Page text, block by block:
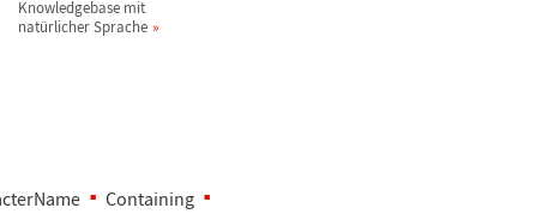
Knowledgebase mit
natürlicher Sprache
Containing